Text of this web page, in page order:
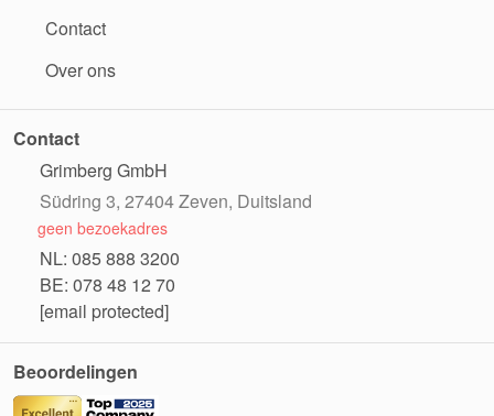
Contact
Over ons
Contact
Grimberg GmbH
Südring 3, 27404 Zeven, Duitsland
geen bezoekadres
NL: 085 888 3200
BE: 078 48 12 70
[email protected]
Beoordelingen